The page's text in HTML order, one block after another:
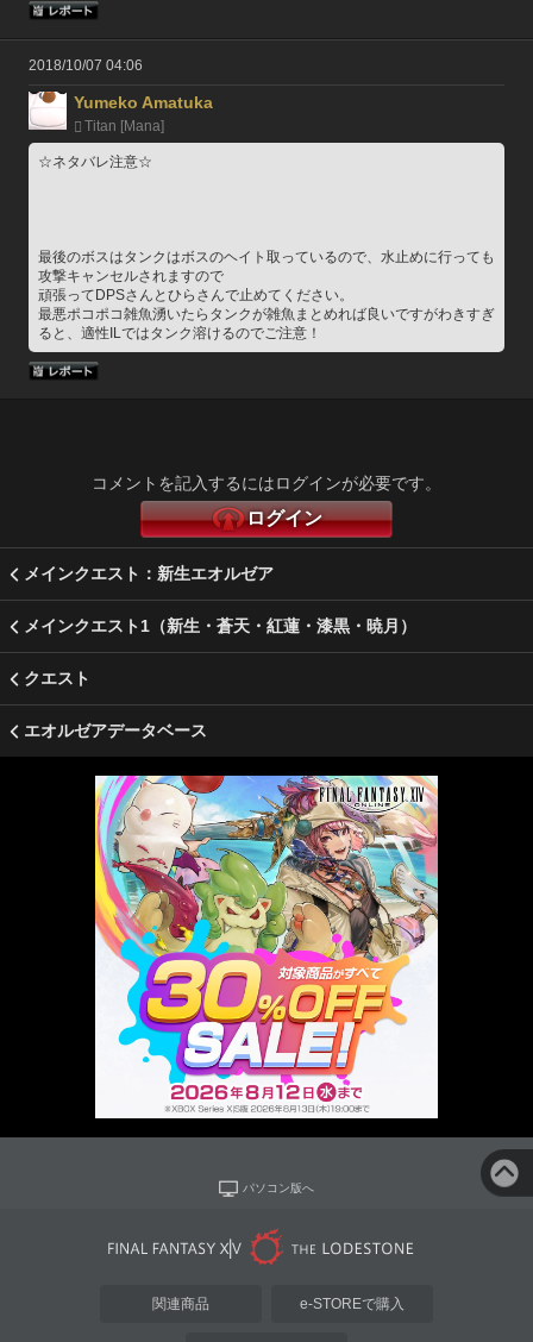
2018/10/07 04:06
Yumeko Amatuka
Titan [Mana]
☆ネタバレ注意☆
最後のボスはタンクはボスのヘイト取っているので、水止めに行っても
攻撃キャンセルされますので
頑張ってDPSさんとひらさんで止めてください。
最悪ポコポコ雑魚湧いたらタンクが雑魚まとめれば良いですがわきすぎ
ると、適性ILではタンク溶けるのでご注意！
コメントを記入するにはログインが必要です。
ログイン
メインクエスト：新生エオルゼア
メインクエスト1（新生・蒼天・紅蓮・漆黒・暁月）
クエスト
エオルゼアデータベース
パソコン版へ
関連商品 e-STOREで購入